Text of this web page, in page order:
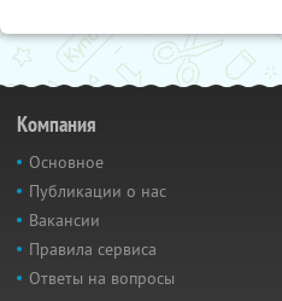
Компания
Основное
Публикации о нас
Вакансии
Правила сервиса
Ответы на вопросы